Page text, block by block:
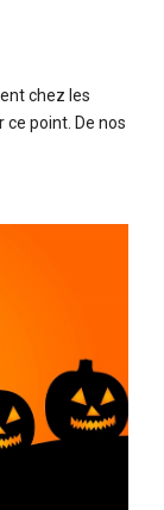
chez les
ce point. De nos